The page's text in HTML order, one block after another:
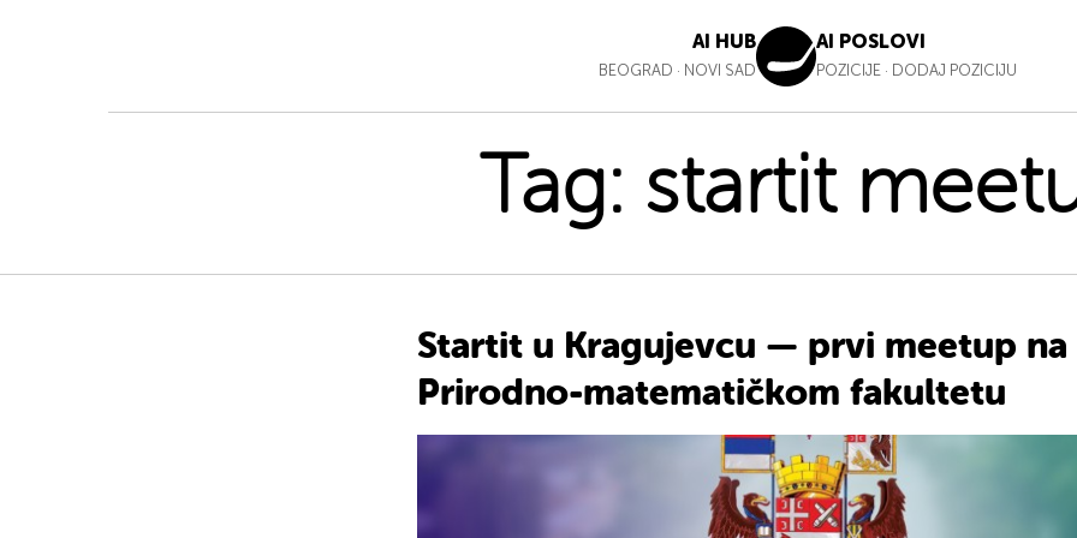
AI HUB
BEOGRAD · NOVI SAD
AI POSLOVI
POZICIJE · DODAJ POZICIJU
Tag: startit
Startit u Kragujevcu — prvi meetup na
Prirodno-matematičkom fakultetu